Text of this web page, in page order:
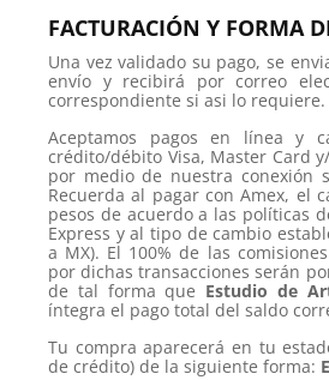
FACTURACIÓN Y FORMA
Una vez validado su pago, se
envío y recibirá por correo
correspondiente si asi lo requiere.
Aceptamos pagos en línea y
crédito/débito Visa, Master Card
por medio de nuestra conexión
Recuerda al pagar con Amex, el
pesos de acuerdo a las políticas
Express y al tipo de cambio
a MX). El 100% de las
por dichas transacciones serán
de tal forma que Estudio de
íntegra el pago total del saldo
Tu compra aparecerá en tu
de crédito) de la siguiente forma: